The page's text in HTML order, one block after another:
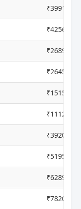
₹3991
₹4256
₹2689
₹2645
₹1515
₹11120
₹3920
₹51957
₹6289
₹7820